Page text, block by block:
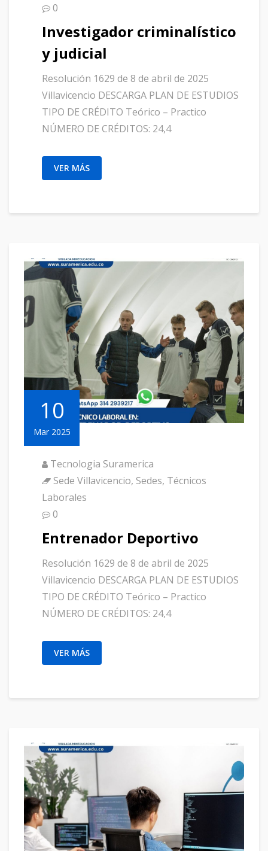
0
Investigador criminalístico
y judicial
Resolución 1629 de 8 de abril de 2025
Villavicencio DESCARGA PLAN DE ESTUDIOS
TIPO DE CRÉDITO Teórico – Practico
NÚMERO DE CRÉDITOS: 24,4
VER MÁS
10
Mar 2025
Tecnologia Suramerica
Sede Villavicencio, Sedes, Técnicos
Laborales
0
Entrenador Deportivo
Resolución 1629 de 8 de abril de 2025
Villavicencio DESCARGA PLAN DE ESTUDIOS
TIPO DE CRÉDITO Teórico – Practico
NÚMERO DE CRÉDITOS: 24,4
VER MÁS